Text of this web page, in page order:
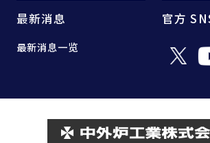
最新消息
最新消息一览
官方